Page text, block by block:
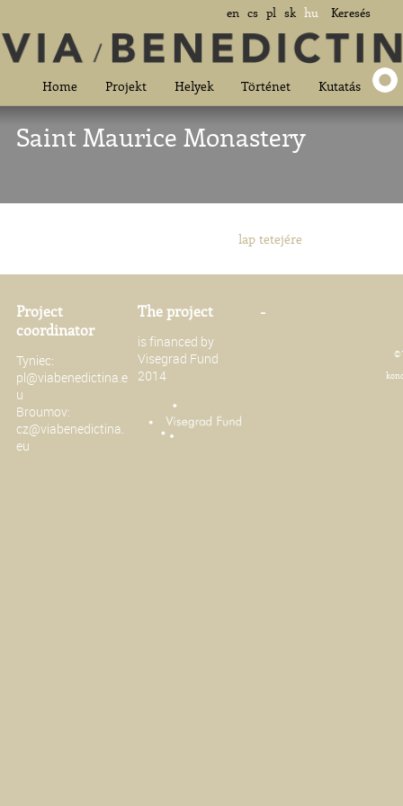
en cs pl sk hu Keresés
Home Projekt Helyek Történet Kutatás
Saint Maurice Monastery
lap tetejére
Project
coordinator
Tyniec:
pl@viabenedictina.e
u
Broumov:
cz@viabenedictina.
eu
The project
is financed by
Visegrad Fund
2014
-
©